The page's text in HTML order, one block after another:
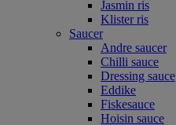
Jasmin ris
Klister ris
Saucer
Andre saucer
Chilli sauce
Dressing sauce
Eddike
Fiskesauce
Hoisin sauce